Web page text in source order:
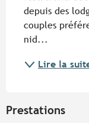
depuis des
couples
nid...
Lire la
Prestations